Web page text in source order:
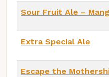
Sour Fruit Ale –
Extra Special Ale
Escape the